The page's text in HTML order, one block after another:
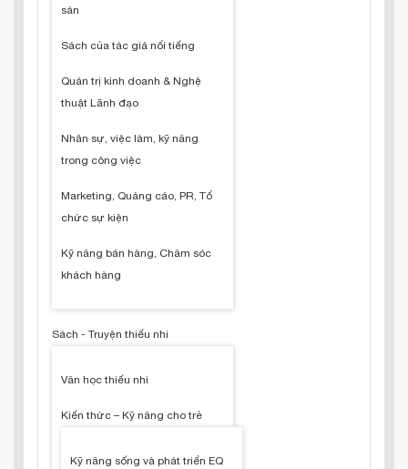
sản
Sách của tác giả nổi tiếng
Quản trị kinh doanh & Nghệ
thuật Lãnh đạo
Nhân sự, việc làm, kỹ năng
trong công việc
Marketing, Quảng cáo, PR, Tổ
chức sự kiện
Kỹ năng bán hàng, Chăm sóc
khách hàng
Sách - Truyện thiếu nhi
Văn học thiếu nhi
Kiến thức – Kỹ năng cho trẻ
Kỹ năng sống và phát triển EQ